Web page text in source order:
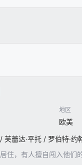
地区
欧美
住，有人擅自闯入他们